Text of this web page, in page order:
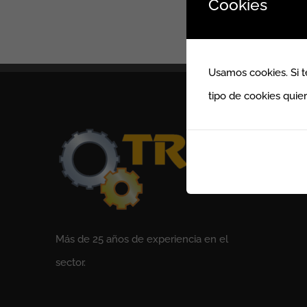
Más de 25 años de experiencia en el
sector.
Cookies
Usamos cookies. Si
tipo de cookies